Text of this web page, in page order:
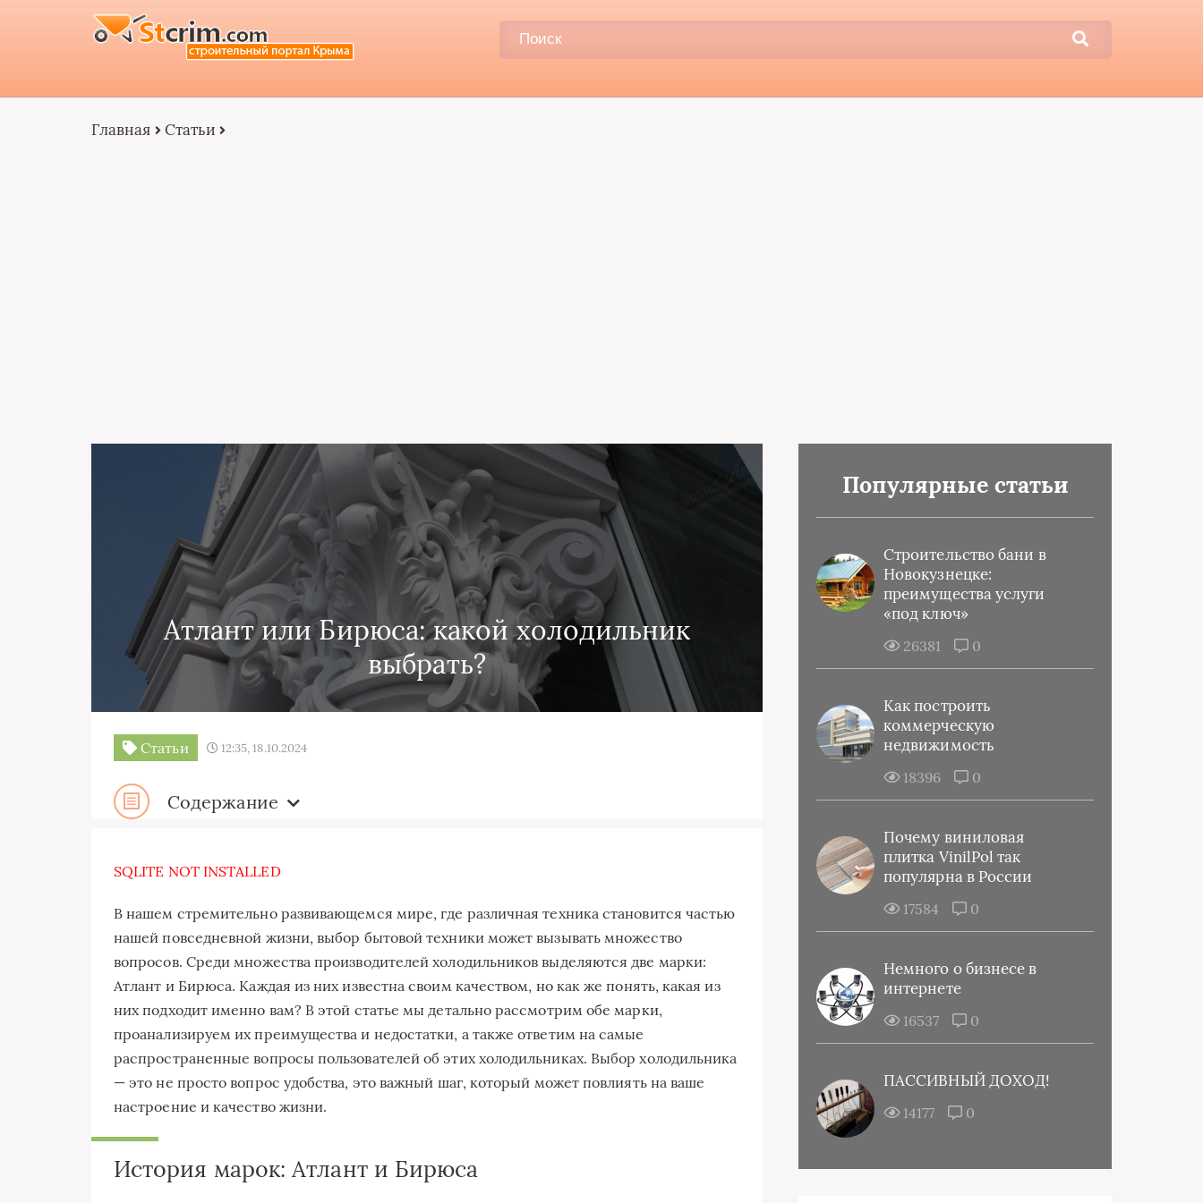
Главная Статьи
Атлант или Бирюса: какой холодильник
выбрать?
Статьи 12:35, 18.10.2024
Содержание
SQLITE NOT INSTALLED
В нашем стремительно развивающемся мире, где различная техника становится частью
нашей повседневной жизни, выбор бытовой техники может вызывать множество
вопросов. Среди множества производителей холодильников выделяются две марки:
Атлант и Бирюса. Каждая из них известна своим качеством, но как же понять, какая из
них подходит именно вам? В этой статье мы детально рассмотрим обе марки,
проанализируем их преимущества и недостатки, а также ответим на самые
распространенные вопросы пользователей об этих холодильниках. Выбор холодильника
— это не просто вопрос удобства, это важный шаг, который может повлиять на ваше
настроение и качество жизни.
История марок: Атлант и Бирюса
Популярные статьи
Строительство бани в
Новокузнецке:
преимущества услуги
«под ключ»
26381 0
Как построить
коммерческую
недвижимость
18396 0
Почему виниловая
плитка VinilPol так
популярна в России
17584 0
Немного о бизнесе в
интернете
16537 0
ПАССИВНЫЙ ДОХОД!
14177 0